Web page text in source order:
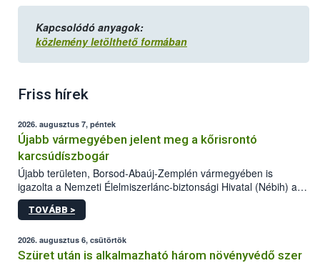
Kapcsolódó anyagok:
közlemény letölthető formában
Friss hírek
2026. augusztus 7, péntek
Újabb vármegyében jelent meg a kőrisrontó
karcsúdíszbogár
Újabb területen, Borsod-Abaúj-Zemplén vármegyében is
igazolta a Nemzeti Élelmiszerlánc-biztonsági Hivatal (Nébih) a
kőrisrontó karcsúdíszbogár (Agrilus planipennis) jelenlétét. A
kártevőt nem csak színcsapdában találták meg, de már fertőzött
az intenzív felderítést, emellett az intézkedéseket a szlovák
hatósággal is összehangolják a terjedés megállítása érdekében.
TOVÁBB >
2026. augusztus 6, csütörtök
Szüret után is alkalmazható három növényvédő szer